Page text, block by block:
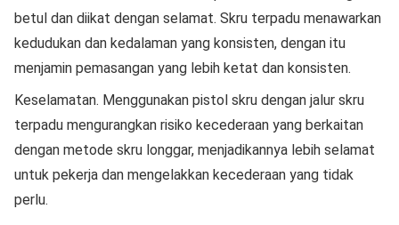
betul dan diikat dengan selamat. Skru terpadu menawarkan
kedudukan dan kedalaman yang konsisten, dengan itu
menjamin pemasangan yang lebih ketat dan konsisten.
Keselamatan. Menggunakan pistol skru dengan jalur skru
terpadu mengurangkan risiko kecederaan yang berkaitan
dengan metode skru longgar, menjadikannya lebih selamat
untuk pekerja dan mengelakkan kecederaan yang tidak
perlu.